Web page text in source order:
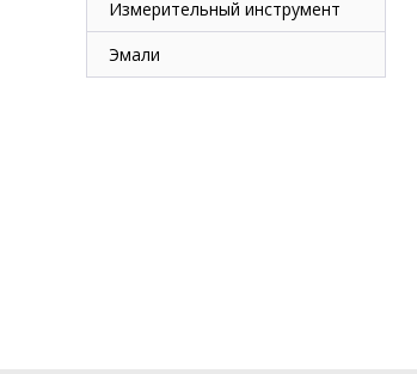
Измерительный инструмент
Эмали